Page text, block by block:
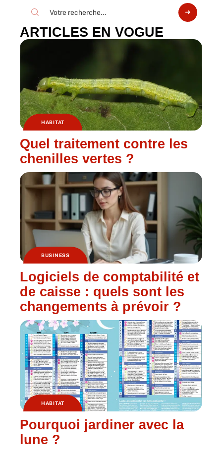
ARTICLES EN VOGUE
HABITAT
Quel traitement contre les
chenilles vertes ?
BUSINESS
Logiciels de comptabilité et
de caisse : quels sont les
changements à prévoir ?
HABITAT
Pourquoi jardiner avec la
lune ?